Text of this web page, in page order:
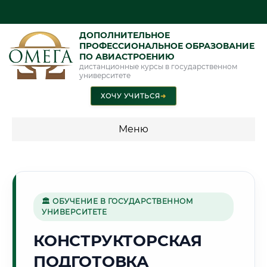
ДОПОЛНИТЕЛЬНОЕ
ПРОФЕССИОНАЛЬНОЕ ОБРАЗОВАНИЕ
ПО АВИАСТРОЕНИЮ
дистанционные курсы в государственном
университете
ХОЧУ УЧИТЬСЯ➜
Меню
🏔️
Г. ДУШАНБЕ
🏛 ОБУЧЕНИЕ В ГОСУДАРСТВЕННОМ
УНИВЕРСИТЕТЕ
КОНСТРУКТОРСКАЯ
ПОДГОТОВКА